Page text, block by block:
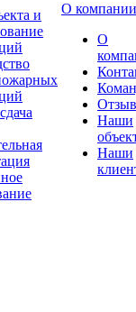
и
О компании
О
Наши
Наши